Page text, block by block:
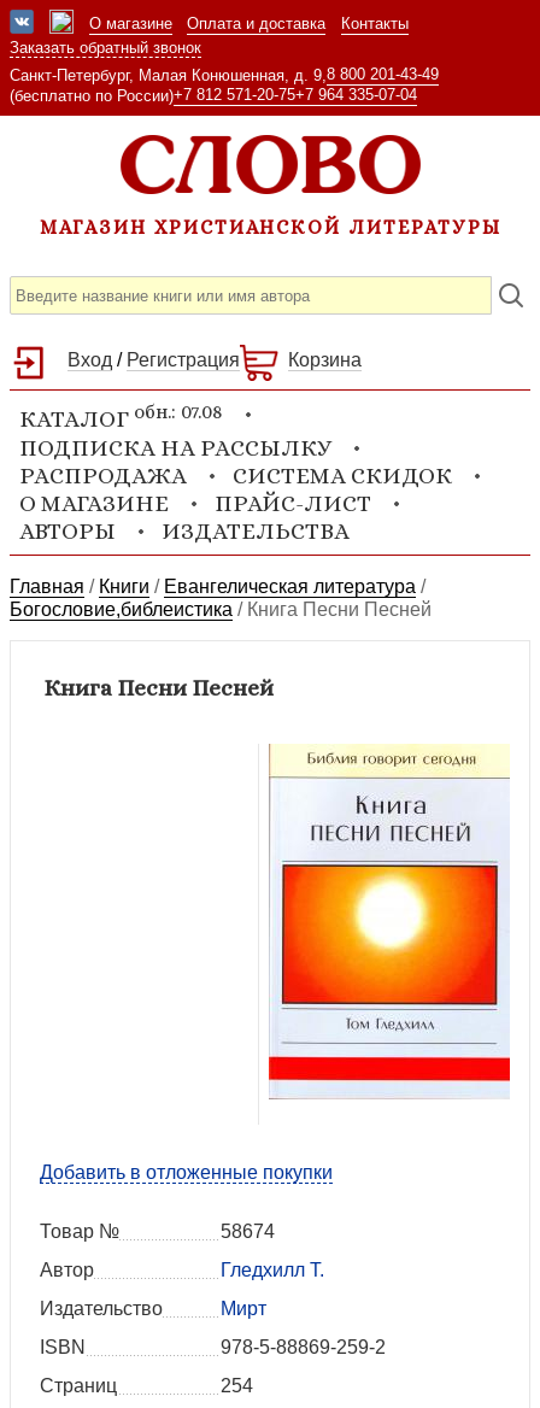
О магазине Оплата и доставка
Контакты
Заказать обратный звонок
Санкт-Петербург, Малая Конюшенная, д. 9, 8 800 201-43-49
(бесплатно по России)+7 812 571-20-75+7 964 335-07-04
МАГАЗИН ХРИСТИАНСКОЙ ЛИТЕРАТУРЫ
Вход / Регистрация Корзина
КАТАЛОГ обн.: 07.08
ПОДПИСКА НА РАССЫЛКУ
РАСПРОДАЖА
СИСТЕМА СКИДОК
О МАГАЗИНЕ
ПРАЙС-ЛИСТ
АВТОРЫ
ИЗДАТЕЛЬСТВА
Главная / Книги / Евангелическая литература /
Богословие,библеистика / Книга Песни Песней
Книга Песни Песней
Добавить в отложенные покупки
Товар №
58674
Автор
Гледхилл Т.
Издательство
Мирт
ISBN
978-5-88869-259-2
Страниц
254